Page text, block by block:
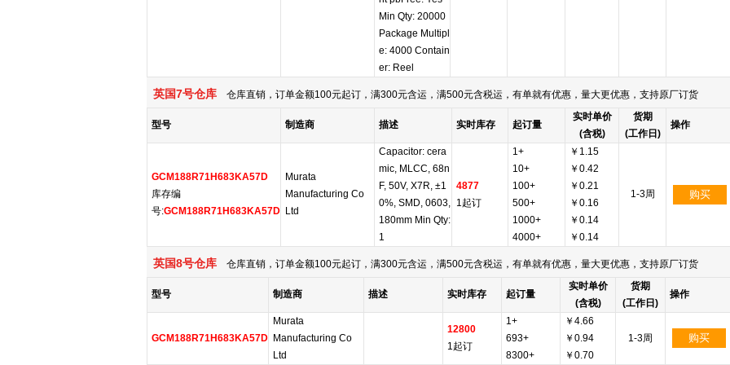
Min Qty: 20000
Package Multipl
e: 4000 Contain
er: Reel
英国7号仓库 仓库直销，订单金额100元起订，满300元含运，满500元含税运，有单就有优惠，量大更优惠，支持原厂订货
型号 制造商 描述 实时库存 起订量
实时单价
(含税)
货期
(工作日)
操作
GCM188R71H683KA57D
库存编
号:GCM188R71H683KA57D
Murata
Manufacturing Co
Ltd
Capacitor: cera
mic, MLCC, 68n
F, 50V, X7R, ±1
0%, SMD, 0603,
180mm Min Qty:
1
4877
1起订
1+
10+
100+
500+
1000+
4000+
￥1.15
￥0.42
￥0.21
￥0.16
￥0.14
￥0.14
1-3周 购买
英国8号仓库 仓库直销，订单金额100元起订，满300元含运，满500元含税运，有单就有优惠，量大更优惠，支持原厂订货
型号 制造商 描述 实时库存 起订量
实时单价
(含税)
货期
(工作日)
操作
GCM188R71H683KA57D
Murata
Manufacturing Co
Ltd
12800
1起订
1+
693+
8300+
￥4.66
￥0.94
￥0.70
1-3周 购买